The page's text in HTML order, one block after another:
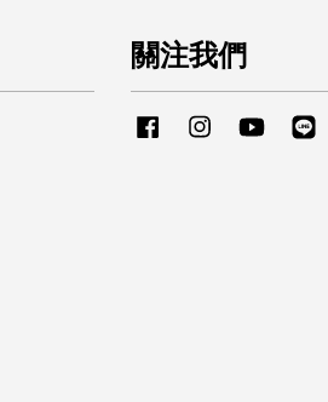
關注我們
FacebookInstagramYouTube